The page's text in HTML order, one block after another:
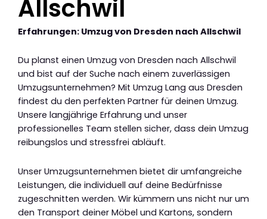
Allschwil
Erfahrungen: Umzug von Dresden nach Allschwil
Du planst einen Umzug von Dresden nach Allschwil
und bist auf der Suche nach einem zuverlässigen
Umzugsunternehmen? Mit Umzug Lang aus Dresden
findest du den perfekten Partner für deinen Umzug.
Unsere langjährige Erfahrung und unser
professionelles Team stellen sicher, dass dein Umzug
reibungslos und stressfrei abläuft.
Unser Umzugsunternehmen bietet dir umfangreiche
Leistungen, die individuell auf deine Bedürfnisse
zugeschnitten werden. Wir kümmern uns nicht nur um
den Transport deiner Möbel und Kartons, sondern